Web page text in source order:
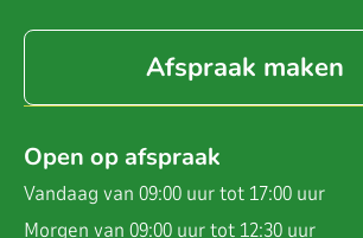
Afspraak maken
Open op afspraak
Vandaag van 09:00 uur tot 17:00 uur
Morgen van 09:00 uur tot 12:30 uur